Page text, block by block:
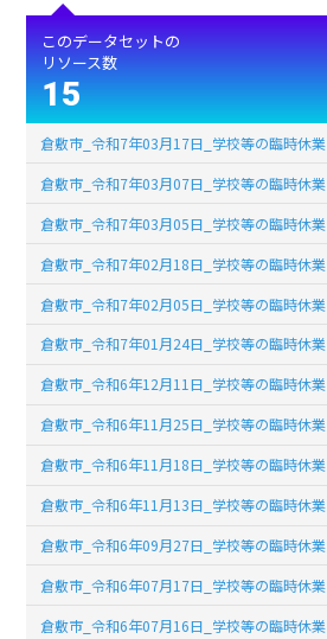
このデータセットの
リソース数
15
倉敷市_令和7年03月17日_学校等の臨時休業
倉敷市_令和7年03月07日_学校等の臨時休業
倉敷市_令和7年03月05日_学校等の臨時休業
倉敷市_令和7年02月18日_学校等の臨時休業
倉敷市_令和7年02月05日_学校等の臨時休業
倉敷市_令和7年01月24日_学校等の臨時休業
倉敷市_令和6年12月11日_学校等の臨時休業
倉敷市_令和6年11月25日_学校等の臨時休業
倉敷市_令和6年11月18日_学校等の臨時休業
倉敷市_令和6年11月13日_学校等の臨時休業
倉敷市_令和6年09月27日_学校等の臨時休業
倉敷市_令和6年07月17日_学校等の臨時休業
倉敷市_令和6年07月16日_学校等の臨時休業